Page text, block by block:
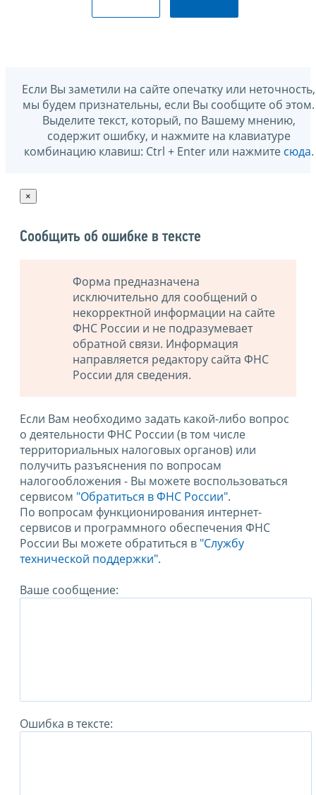
Если Вы заметили на сайте опечатку или неточность,
мы будем признательны, если Вы сообщите об этом.
Выделите текст, который, по Вашему мнению,
содержит ошибку, и нажмите на клавиатуре
комбинацию клавиш: Ctrl + Enter или нажмите сюда.
×
Сообщить об ошибке в тексте
Форма предназначена
исключительно для сообщений о
некорректной информации на сайте
ФНС России и не подразумевает
обратной связи. Информация
направляется редактору сайта ФНС
России для сведения.
Если Вам необходимо задать какой-либо вопрос
о деятельности ФНС России (в том числе
территориальных налоговых органов) или
получить разъяснения по вопросам
налогообложения - Вы можете воспользоваться
сервисом "Обратиться в ФНС России".
По вопросам функционирования интернет-
сервисов и программного обеспечения ФНС
России Вы можете обратиться в "Службу
технической поддержки".
Ваше сообщение:
Ошибка в тексте: